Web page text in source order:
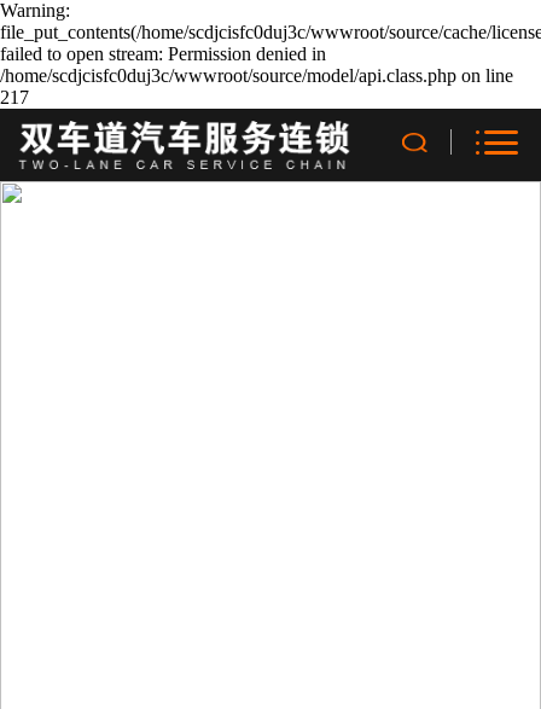
Warning:
file_put_contents(/home/scdjcisfc0duj3c/wwwroot/source/cache/
failed to open stream: Permission denied in
/home/scdjcisfc0duj3c/wwwroot/source/model/api.class.php on line
217